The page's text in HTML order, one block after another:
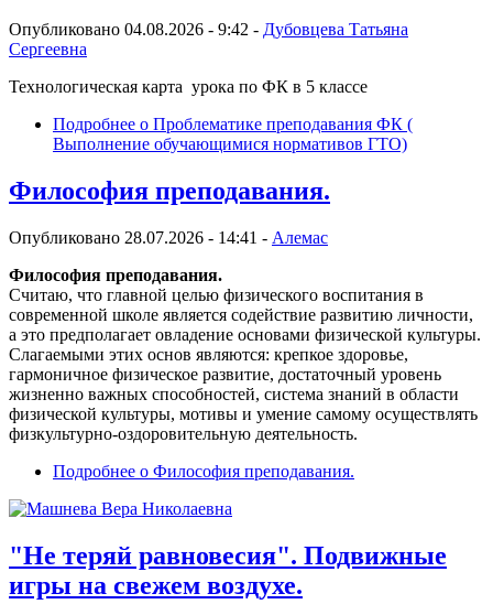
Опубликовано 04.08.2026 - 9:42 - Дубовцева Татьяна
Сергеевна
Технологическая карта урока по ФК в 5 классе
Подробнее о Проблематике преподавания ФК (
Выполнение обучающимися нормативов ГТО)
Философия преподавания.
Опубликовано 28.07.2026 - 14:41 - Алемас
Философия преподавания.
Считаю, что главной целью физического воспитания в
современной школе является содействие развитию личности,
а это предполагает овладение основами физической культуры.
Слагаемыми этих основ являются: крепкое здоровье,
гармоничное физическое развитие, достаточный уровень
жизненно важных способностей, система знаний в области
физической культуры, мотивы и умение самому осуществлять
физкультурно-оздоровительную деятельность.
Подробнее о Философия преподавания.
"Не теряй равновесия". Подвижные
игры на свежем воздухе.